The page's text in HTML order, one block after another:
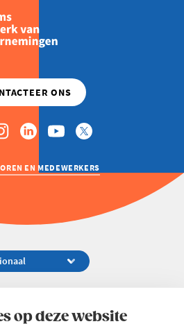
op deze website
EN MEDEWERKERS